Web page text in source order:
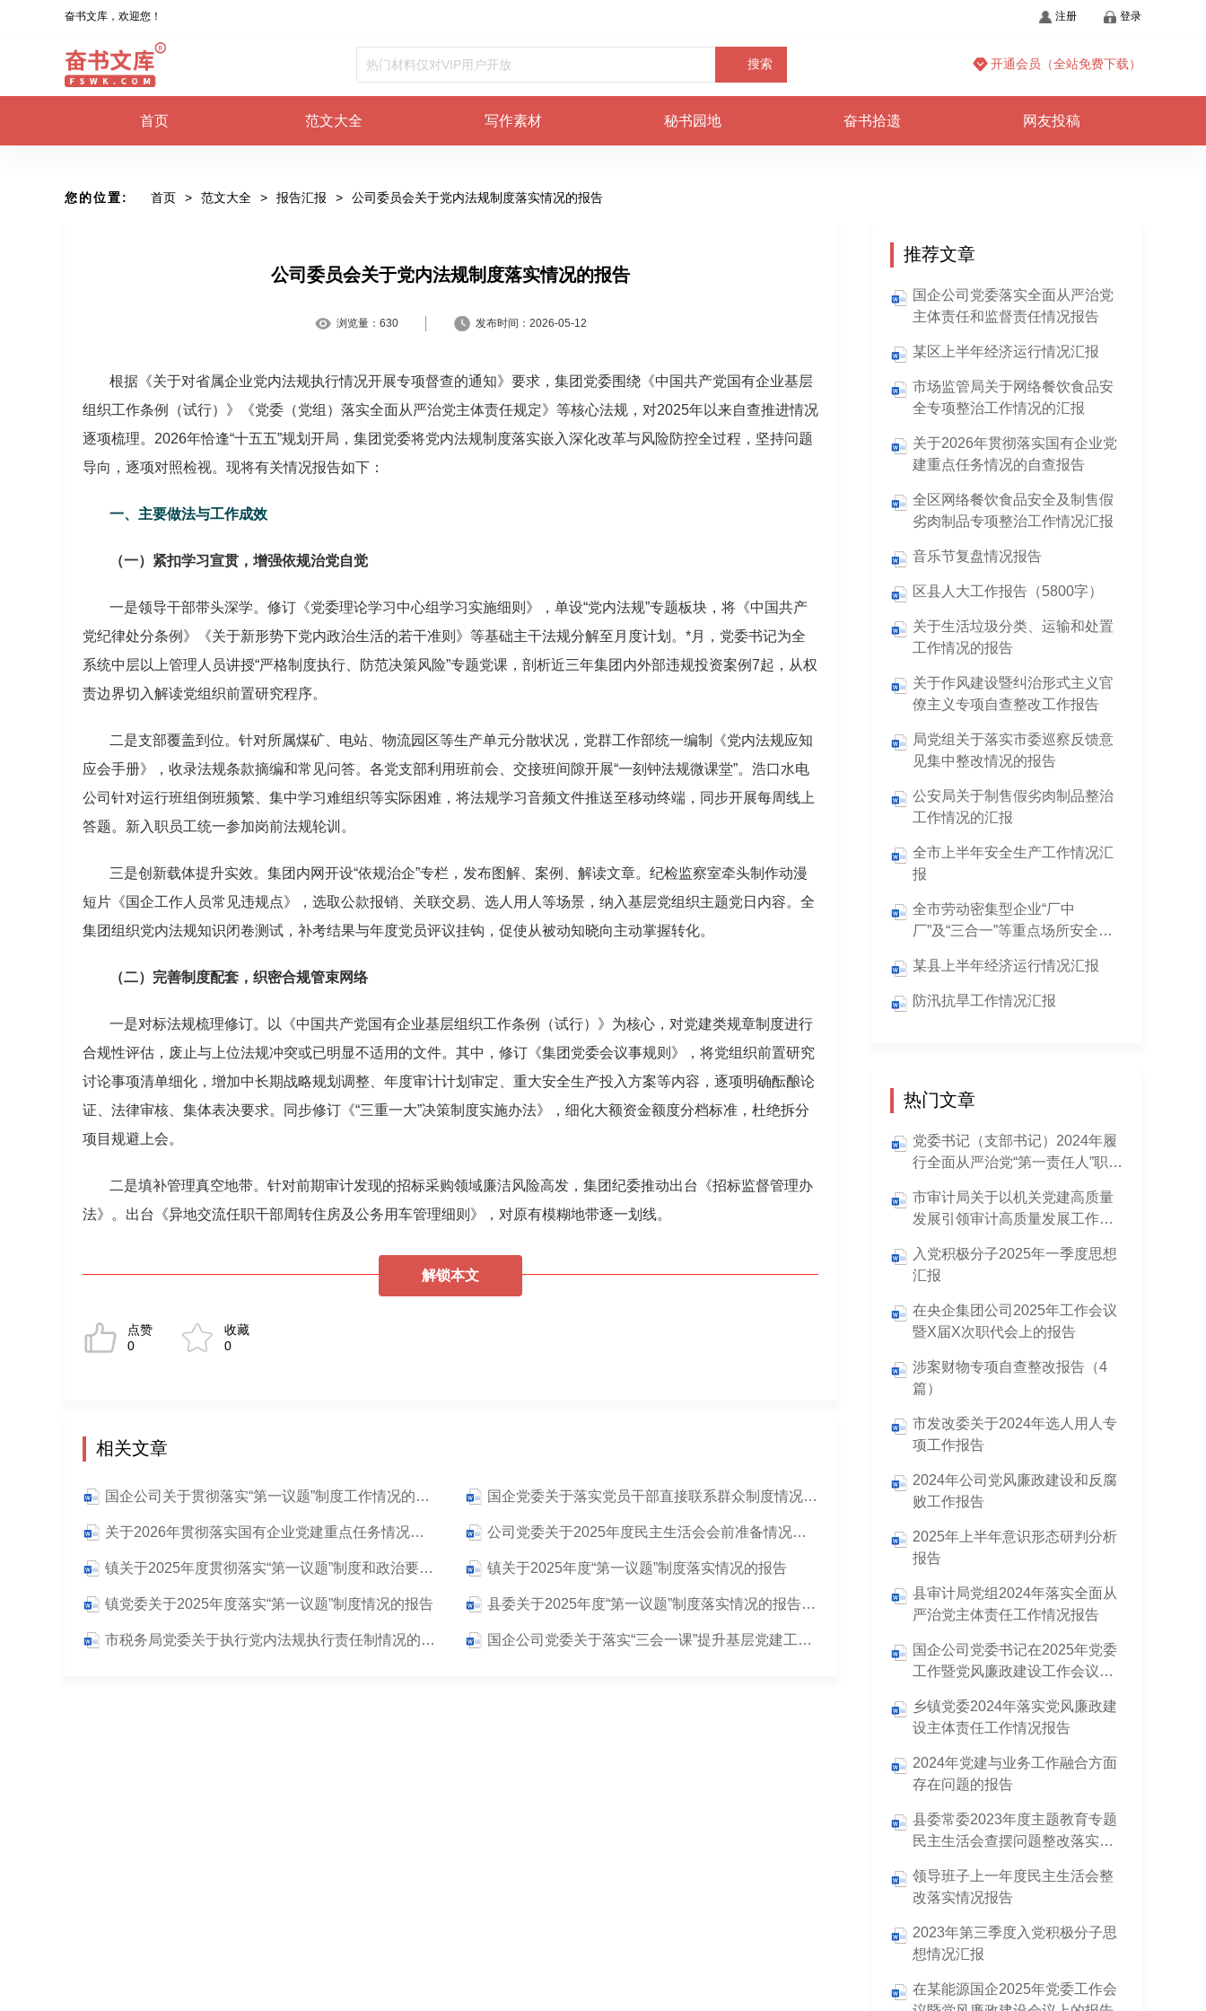
奋书文库，欢迎您！ 注册 登录
搜索 开通会员（全站免费下载）
首页 范文大全 写作素材 秘书园地 奋书拾遗 网友投稿
您的位置: 首页 > 范文大全 > 报告汇报 > 公司委员会关于党内法规制度落实情况的报告
公司委员会关于党内法规制度落实情况的报告
浏览量： 630 发布时间： 2026-05-12
根据《关于对省属企业党内法规执行情况开展专项督查的通知》要求，集团党委围绕《中国共产党国有企业基层
组织工作条例（试行）》《党委（党组）落实全面从严治党主体责任规定》等核心法规，对2025年以来自查推进情况
逐项梳理。2026年恰逢“十五五”规划开局，集团党委将党内法规制度落实嵌入深化改革与风险防控全过程，坚持问题
导向，逐项对照检视。现将有关情况报告如下：
一、主要做法与工作成效
（一）紧扣学习宣贯，增强依规治党自觉
一是领导干部带头深学。修订《党委理论学习中心组学习实施细则》，单设“党内法规”专题板块，将《中国共产
党纪律处分条例》《关于新形势下党内政治生活的若干准则》等基础主干法规分解至月度计划。*月，党委书记为全
系统中层以上管理人员讲授“严格制度执行、防范决策风险”专题党课，剖析近三年集团内外部违规投资案例7起，从权
责边界切入解读党组织前置研究程序。
二是支部覆盖到位。针对所属煤矿、电站、物流园区等生产单元分散状况，党群工作部统一编制《党内法规应知
应会手册》，收录法规条款摘编和常见问答。各党支部利用班前会、交接班间隙开展“一刻钟法规微课堂”。浩口水电
公司针对运行班组倒班频繁、集中学习难组织等实际困难，将法规学习音频文件推送至移动终端，同步开展每周线上
答题。新入职员工统一参加岗前法规轮训。
三是创新载体提升实效。集团内网开设“依规治企”专栏，发布图解、案例、解读文章。纪检监察室牵头制作动漫
短片《国企工作人员常见违规点》，选取公款报销、关联交易、选人用人等场景，纳入基层党组织主题党日内容。全
集团组织党内法规知识闭卷测试，补考结果与年度党员评议挂钩，促使从被动知晓向主动掌握转化。
（二）完善制度配套，织密合规管束网络
一是对标法规梳理修订。以《中国共产党国有企业基层组织工作条例（试行）》为核心，对党建类规章制度进行
合规性评估，废止与上位法规冲突或已明显不适用的文件。其中，修订《集团党委会议事规则》，将党组织前置研究
讨论事项清单细化，增加中长期战略规划调整、年度审计计划审定、重大安全生产投入方案等内容，逐项明确酝酿论
证、法律审核、集体表决要求。同步修订《“三重一大”决策制度实施办法》，细化大额资金额度分档标准，杜绝拆分
项目规避上会。
二是填补管理真空地带。针对前期审计发现的招标采购领域廉洁风险高发，集团纪委推动出台《招标监督管理办
法》。出台《异地交流任职干部周转住房及公务用车管理细则》，对原有模糊地带逐一划线。
解锁本文
点赞
0
收藏
0
相关文章
国企公司关于贯彻落实“第一议题”制度工作情况的报告 国企党委关于落实党员干部直接联系群众制度情况的报告
关于2026年贯彻落实国有企业党建重点任务情况的自查报告 公司党委关于2025年度民主生活会会前准备情况的报告
镇关于2025年度贯彻落实“第一议题”制度和政治要件闭环落实工作情况的报告 镇关于2025年度“第一议题”制度落实情况的报告
镇党委关于2025年度落实“第一议题”制度情况的报告 县委关于2025年度“第一议题”制度落实情况的报告（2篇）
市税务局党委关于执行党内法规执行责任制情况的报告 国企公司党委关于落实“三会一课”提升基层党建工作质量情况的报告
推荐文章
国企公司党委落实全面从严治党
主体责任和监督责任情况报告
某区上半年经济运行情况汇报
市场监管局关于网络餐饮食品安
全专项整治工作情况的汇报
关于2026年贯彻落实国有企业党
建重点任务情况的自查报告
全区网络餐饮食品安全及制售假
劣肉制品专项整治工作情况汇报
音乐节复盘情况报告
区县人大工作报告（5800字）
关于生活垃圾分类、运输和处置
工作情况的报告
关于作风建设暨纠治形式主义官
僚主义专项自查整改工作报告
局党组关于落实市委巡察反馈意
见集中整改情况的报告
公安局关于制售假劣肉制品整治
工作情况的汇报
全市上半年安全生产工作情况汇
报
全市劳动密集型企业“厂中
厂”及“三合一”等重点场所安全防
某县上半年经济运行情况汇报
防汛抗旱工作情况汇报
热门文章
党委书记（支部书记）2024年履
行全面从严治党“第一责任人”职责
市审计局关于以机关党建高质量
发展引领审计高质量发展工作情
入党积极分子2025年一季度思想
汇报
在央企集团公司2025年工作会议
暨X届X次职代会上的报告
涉案财物专项自查整改报告（4
篇）
市发改委关于2024年选人用人专
项工作报告
2024年公司党风廉政建设和反腐
败工作报告
2025年上半年意识形态研判分析
报告
县审计局党组2024年落实全面从
严治党主体责任工作情况报告
国企公司党委书记在2025年党委
工作暨党风廉政建设工作会议上
乡镇党委2024年落实党风廉政建
设主体责任工作情况报告
2024年党建与业务工作融合方面
存在问题的报告
县委常委2023年度主题教育专题
民主生活会查摆问题整改落实情
领导班子上一年度民主生活会整
改落实情况报告
2023年第三季度入党积极分子思
想情况汇报
在某能源国企2025年党委工作会